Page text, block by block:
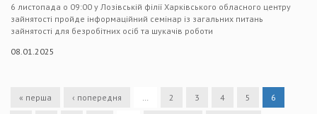
6 листопада о 09:00 у Лозівській філії Харківського обласного центру
зайнятості пройде інформаційний семінар із загальних питань
зайнятості для безробітних осіб та шукачів роботи
08.01.2025
« перша ‹ попередня 2 3 4 5 6